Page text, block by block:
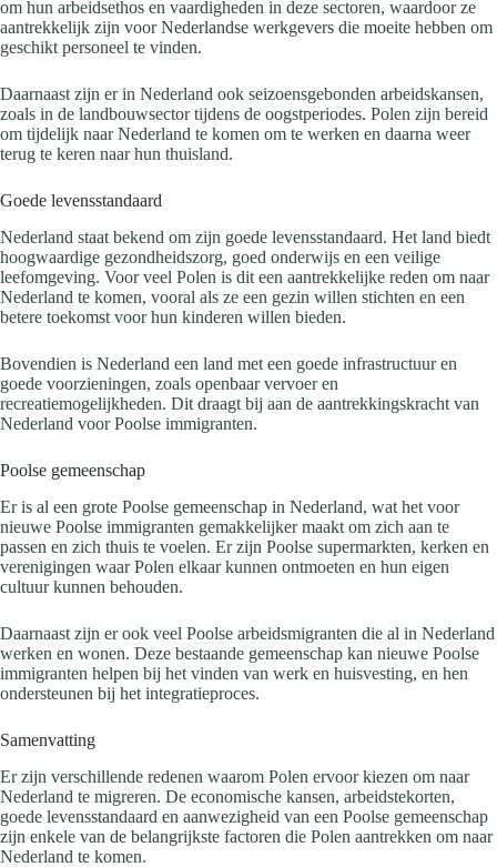
om hun arbeidsethos en vaardigheden in deze sectoren, waardoor ze
aantrekkelijk zijn voor Nederlandse werkgevers die moeite hebben om
geschikt personeel te vinden.
Daarnaast zijn er in Nederland ook seizoensgebonden arbeidskansen,
zoals in de landbouwsector tijdens de oogstperiodes. Polen zijn bereid
om tijdelijk naar Nederland te komen om te werken en daarna weer
terug te keren naar hun thuisland.
Goede levensstandaard
Nederland staat bekend om zijn goede levensstandaard. Het land biedt
hoogwaardige gezondheidszorg, goed onderwijs en een veilige
leefomgeving. Voor veel Polen is dit een aantrekkelijke reden om naar
Nederland te komen, vooral als ze een gezin willen stichten en een
betere toekomst voor hun kinderen willen bieden.
Bovendien is Nederland een land met een goede infrastructuur en
goede voorzieningen, zoals openbaar vervoer en
recreatiemogelijkheden. Dit draagt bij aan de aantrekkingskracht van
Nederland voor Poolse immigranten.
Poolse gemeenschap
Er is al een grote Poolse gemeenschap in Nederland, wat het voor
nieuwe Poolse immigranten gemakkelijker maakt om zich aan te
passen en zich thuis te voelen. Er zijn Poolse supermarkten, kerken en
verenigingen waar Polen elkaar kunnen ontmoeten en hun eigen
cultuur kunnen behouden.
Daarnaast zijn er ook veel Poolse arbeidsmigranten die al in Nederland
werken en wonen. Deze bestaande gemeenschap kan nieuwe Poolse
immigranten helpen bij het vinden van werk en huisvesting, en hen
ondersteunen bij het integratieproces.
Samenvatting
Er zijn verschillende redenen waarom Polen ervoor kiezen om naar
Nederland te migreren. De economische kansen, arbeidstekorten,
goede levensstandaard en aanwezigheid van een Poolse gemeenschap
zijn enkele van de belangrijkste factoren die Polen aantrekken om naar
Nederland te komen.